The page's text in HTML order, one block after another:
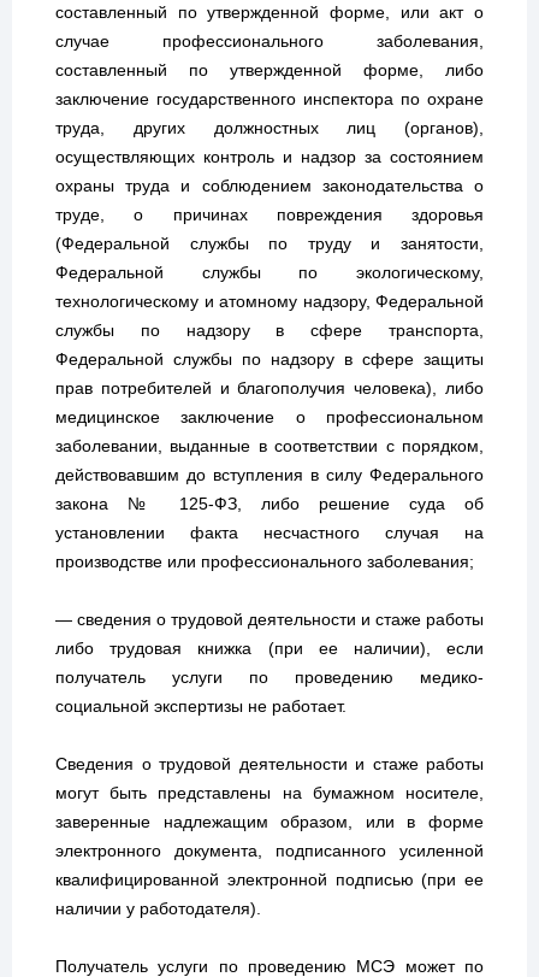
составленный по утвержденной форме, или акт о
случае профессионального заболевания,
составленный по утвержденной форме, либо
заключение государственного инспектора по охране
труда, других должностных лиц (органов),
осуществляющих контроль и надзор за состоянием
охраны труда и соблюдением законодательства о
труде, о причинах повреждения здоровья
(Федеральной службы по труду и занятости,
Федеральной службы по экологическому,
технологическому и атомному надзору, Федеральной
службы по надзору в сфере транспорта,
Федеральной службы по надзору в сфере защиты
прав потребителей и благополучия человека), либо
медицинское заключение о профессиональном
заболевании, выданные в соответствии с порядком,
действовавшим до вступления в силу Федерального
закона № 125-ФЗ, либо решение суда об
установлении факта несчастного случая на
производстве или профессионального заболевания;
— сведения о трудовой деятельности и стаже работы
либо трудовая книжка (при ее наличии), если
получатель услуги по проведению медико-
социальной экспертизы не работает.
Сведения о трудовой деятельности и стаже работы
могут быть представлены на бумажном носителе,
заверенные надлежащим образом, или в форме
электронного документа, подписанного усиленной
квалифицированной электронной подписью (при ее
наличии у работодателя).
Получатель услуги по проведению МСЭ может по